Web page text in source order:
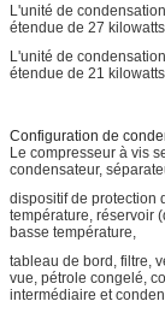
L'unité de
étendue de 27
L'unité de
étendue de 21
Configuration de
Le compresseur à vis
condensateur,
dispositif de protection
température, réservoir
basse température,
tableau de bord, filtre,
vue, pétrole congelé,
intermédiaire et